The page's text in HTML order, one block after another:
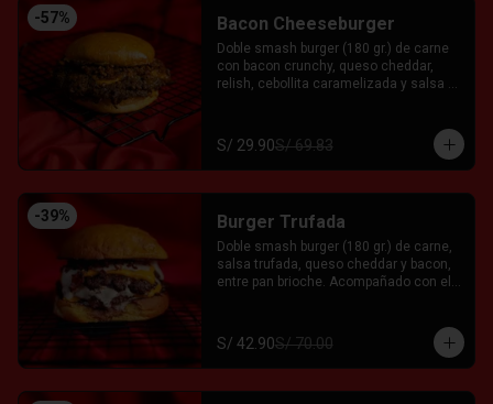
-57% Bacon Cheeseburger
Doble smash burger (180 gr.) de carne
con bacon crunchy, queso cheddar,
relish, cebollita caramelizada y salsa
S/ 29.90S/ 69.83
-39% Burger Trufada
Doble smash burger (180 gr.) de carne,
salsa trufada, queso cheddar y bacon,
entre pan brioche. Acompañado con el
S/ 42.90S/ 70.00